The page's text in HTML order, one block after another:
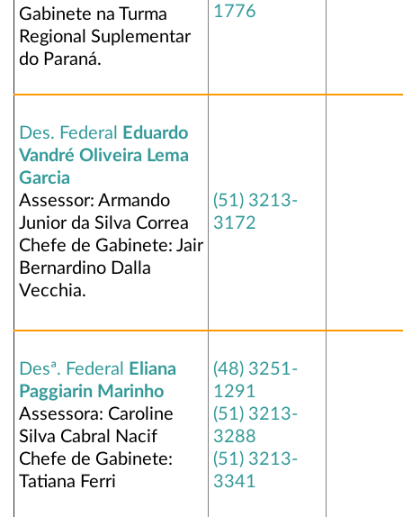
Gabinete na Turma
Regional Suplementar
do Paraná.
1776
Des. Federal
Eduardo
Vandré Oliveira Lema
Garcia
Assessor: Armando
Junior da Silva Correa
Chefe de Gabinete: Jair
Bernardino Dalla
Vecchia.
(51) 3213-
3172
Desª. Federal
Eliana
Paggiarin Marinho
Assessora: Caroline
Silva Cabral Nacif
Chefe de Gabinete:
Tatiana Ferri
(48) 3251-
1291
(51) 3213-
3288
(51) 3213-
3341